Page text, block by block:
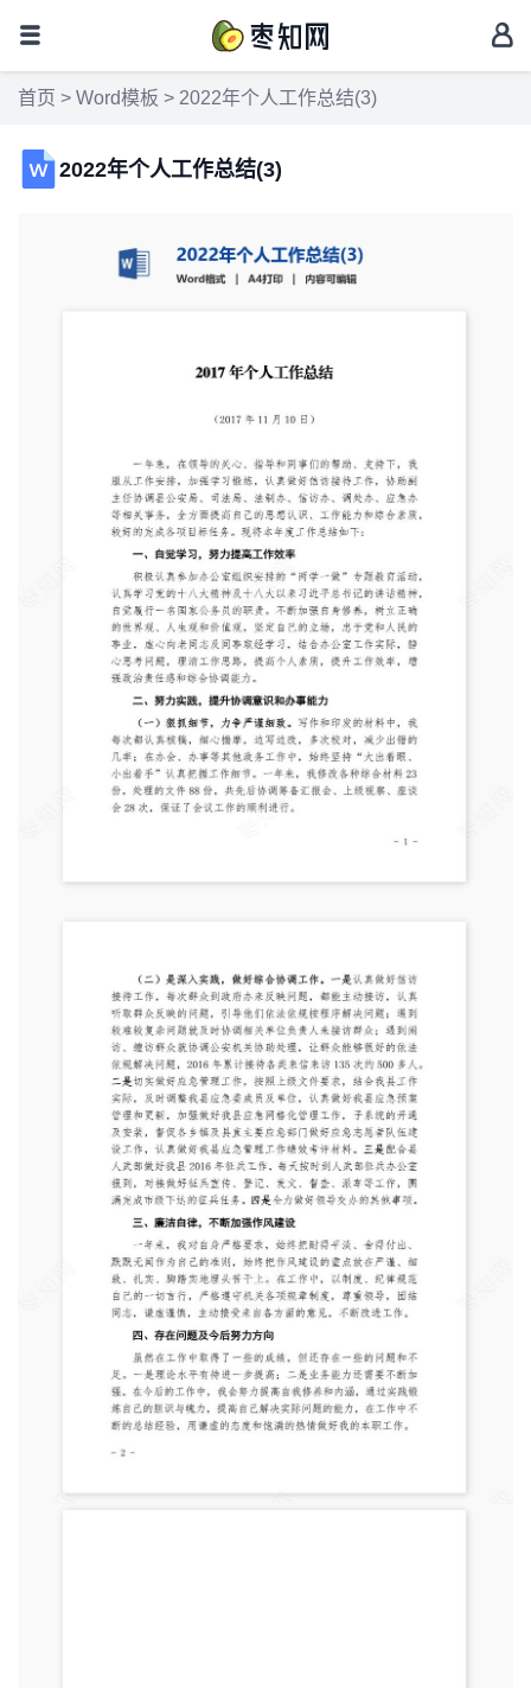
首页 > Word模板 > 2022年个人工作总结(3)
2022年个人工作总结(3)